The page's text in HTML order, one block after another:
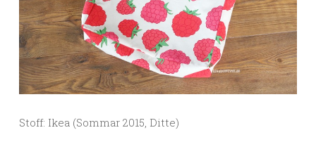
Stoff: Ikea (Sommar 2015, Ditte)